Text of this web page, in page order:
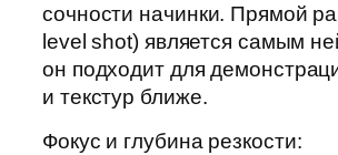
сочности начинки. Прямой
level shot) является самым
он подходит для
и текстур ближе.
Фокус и глубина резкости: